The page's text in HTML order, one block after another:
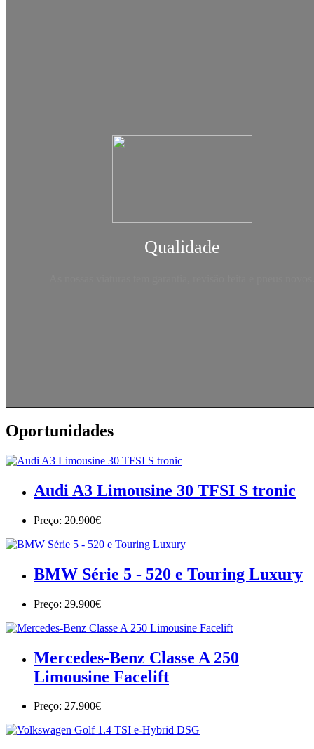
Qualidade
Oportunidades
Audi A3 Limousine 30 TFSI S tronic
Preço: 20.900€
BMW Série 5 - 520 e Touring Luxury
Preço: 29.900€
Mercedes-Benz Classe A 250
Limousine Facelift
Preço: 27.900€